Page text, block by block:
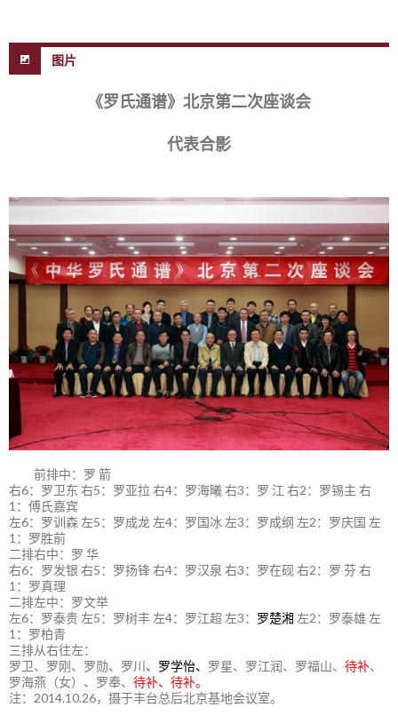
图片
《罗氏通谱》北京第二次座谈会
代表合影
前排中：罗 箭
右6：罗卫东 右5：罗亚拉 右4：罗海曦 右3：罗 江 右2：罗锡主 右
1：傅氏嘉宾
左6：罗训森 左5：罗成龙 左4：罗国冰 左3：罗成纲 左2：罗庆国 左
1：罗胜前
二排右中：罗 华
右6：罗发银 右5：罗扬锋 右4：罗汉泉 右3：罗在砚 右2：罗 芬 右
1：罗真理
二排左中：罗文举
左6：罗泰贵 左5：罗树丰 左4：罗江超 左3： 罗楚湘 左2：罗泰雄 左
1：罗柏青
三排从右往左：
罗卫、罗刚、罗勋、罗川 、 罗学怡、 罗星、罗江润、罗福山、 待补、
罗海燕（女）、罗奉、 待补、待补。
注：2014.10.26，摄于丰台总后北京基地会议室。